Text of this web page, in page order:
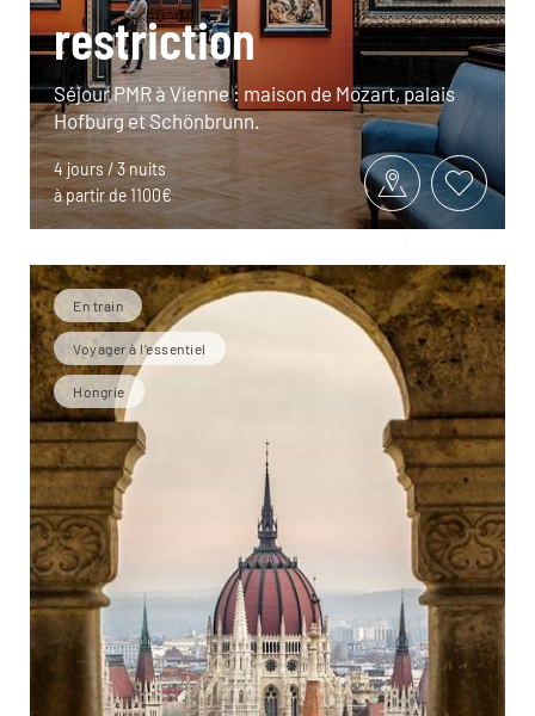
restriction
Séjour PMR à Vienne : maison de Mozart, palais
Hofburg et Schönbrunn.
4 jours / 3 nuits
à partir de 1100€
En train
Voyager à l’essentiel
Hongrie